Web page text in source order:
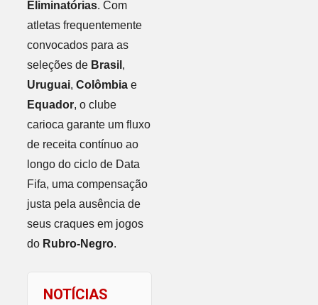
Eliminatórias. Com
atletas frequentemente
convocados para as
seleções de Brasil ,
Uruguai, Colômbiae
Equador, o clube
carioca garante um fluxo
de receita contínuo ao
longo do ciclo de Data
Fifa, uma compensação
justa pela ausência de
seus craques em jogos
do Rubro-Negro.
NOTÍCIAS